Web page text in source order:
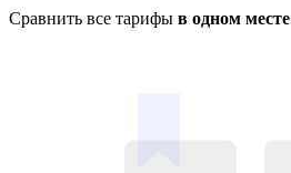
Сравнить все тарифы в одном месте